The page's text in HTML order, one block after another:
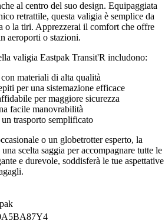
al centro del suo design. Equipaggiata
retrattile, questa valigia è semplice da
o la tiri. Apprezzerai il comfort che offre
aeroporti o stazioni.
valigia Eastpak Transit'R includono:
materiali di alta qualità
per una sistemazione efficace
per maggiore sicurezza
facile manovrabilità
trasporto semplificato
o un globetrotter esperto, la
scelta saggia per accompagnare tutte le
e durevole, soddisferà le tue aspettative